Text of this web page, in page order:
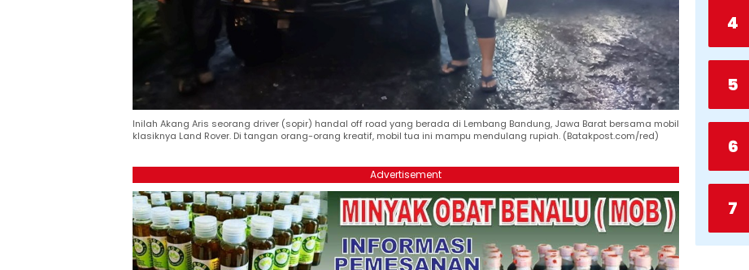
Inilah Akang Aris seorang driver (sopir) handal off road yang berada di Lembang Bandung, Jawa Barat bersama mobil
klasiknya Land Rover. Di tangan orang-orang kreatif, mobil tua ini mampu mendulang rupiah. (Batakpost.com/red)
Advertisement
4
5
6
7